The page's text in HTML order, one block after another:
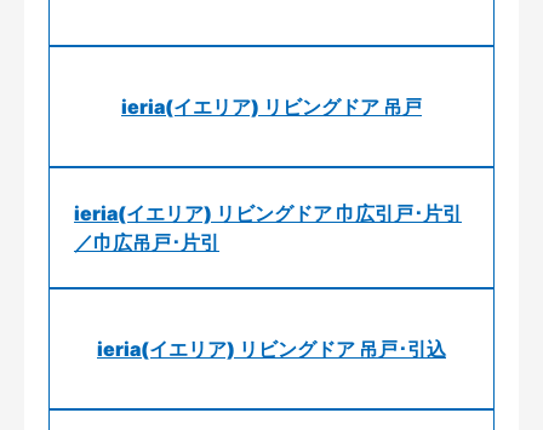
ieria(イエリア) リビングドア 吊戸
ieria(イエリア) リビングドア 巾広引戸･片引
／巾広吊戸･片引
ieria(イエリア) リビングドア 吊戸･引込